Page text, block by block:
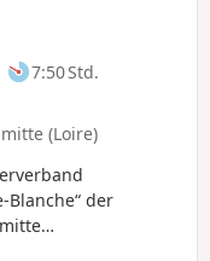
7:50 Std.
(Loire)
Blanche“ der